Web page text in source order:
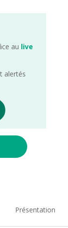
au live
alertés
Présentation